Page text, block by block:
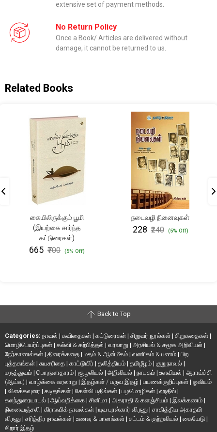
extensive set of payment methods.
No Return Policy
Once a Book/ Articles are delivered without
damage, it cannot be returned to us.
Related Books
கையிலிருக்கும் பூமி
(இயற்கை சார்ந்த
கட்டுரைகள்)
₹665 ₹700 (5% Off)
நடைவழி நினைவுகள்
₹228 ₹240 (5% Off)
Back to Top
Categories: நாவல் | கவிதைகள் | கட்டுரைகள் | சிறுவர் நூல்கள் | சிறுகதைகள் |
மொழிபெயர்ப்புகள் | கல்வி & கற்பித்தல் | வரலாறு | அரசியல் & சமூக அறிவியல் |
நேர்காணல்கள் | திரைக்கதை | மதம் & ஆன்மீகம் | வணிகம் & பணம் | பிற
புத்தகங்கள் | சுயசரிதை | காட்டுயிர் | தலித்தியம் | தமிழீழம் | குறுநாவல் |
மருத்துவம் | பொருளாதாரம் | சூழலியல் | அறிவியல் | நாடகம் | உளவியல் | ஆராய்ச்சி
(ஆய்வு) | வாழ்க்கை வரலாறு | இதழ்கள் / பருவ இதழ் | பயணக்குறிப்புகள் | ஓவியம்
| விளக்கவுரை | கடிதங்கள் | கேள்வி பதில்கள் | பழமொழிகள் | ஹதீஸ் |
கலந்துரையாடல் | ஆய்வறிக்கை | சினிமா | அகராதி & களஞ்சியம் | இலக்கணம் |
நினைவஞ்சலி | கிராஃபிக் நாவல்கள் | யுவ புரஸ்கார் விருது | சாகித்திய அகாதமி
விருது | சரித்திர நாவல்கள் | உணவு & பானங்கள் | சட்டம் & குற்றவியல் | கையேடு |
சிறார் இதழ்